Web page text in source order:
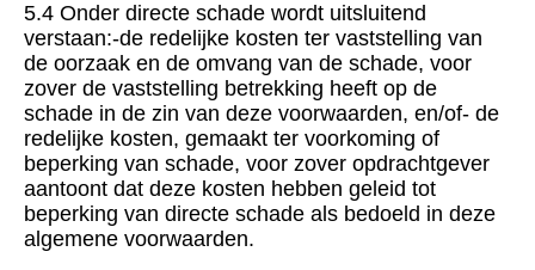
5.4 Onder directe schade wordt uitsluitend
verstaan:-de redelijke kosten ter vaststelling van
de oorzaak en de omvang van de schade, voor
zover de vaststelling betrekking heeft op de
schade in de zin van deze voorwaarden, en/of- de
redelijke kosten, gemaakt ter voorkoming of
beperking van schade, voor zover opdrachtgever
aantoont dat deze kosten hebben geleid tot
beperking van directe schade als bedoeld in deze
algemene voorwaarden.